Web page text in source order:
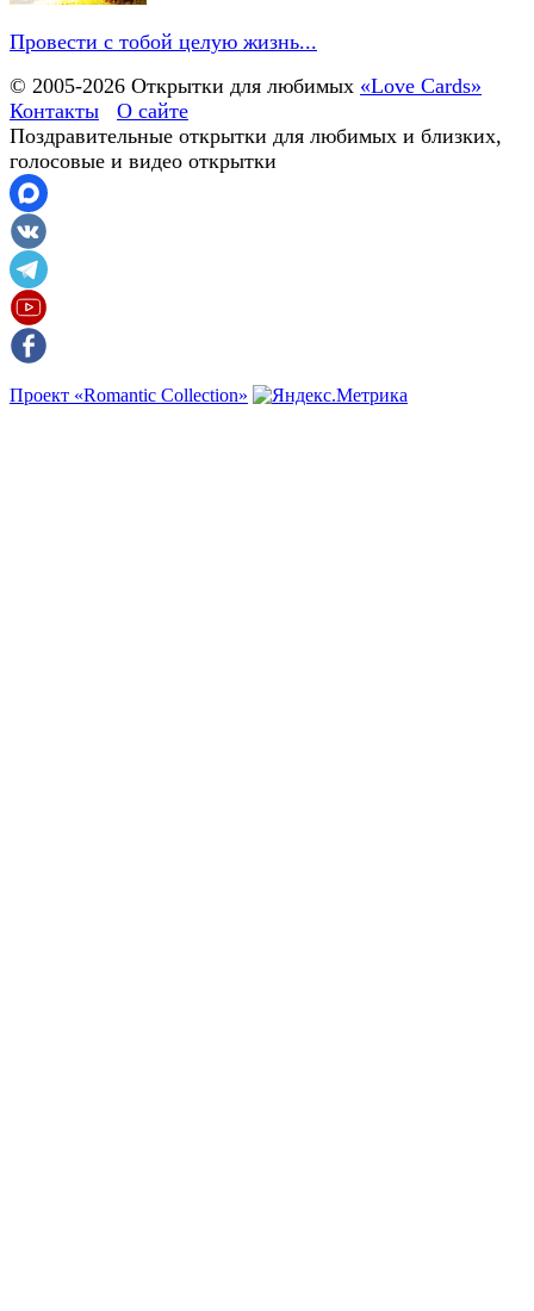
Провести с тобой целую жизнь...
© 2005-2026 Открытки для любимых «Love Cards»
Контакты
О сайте
Поздравительные открытки для любимых и близких,
голосовые и видео открытки
Проект «Romantic Collection»